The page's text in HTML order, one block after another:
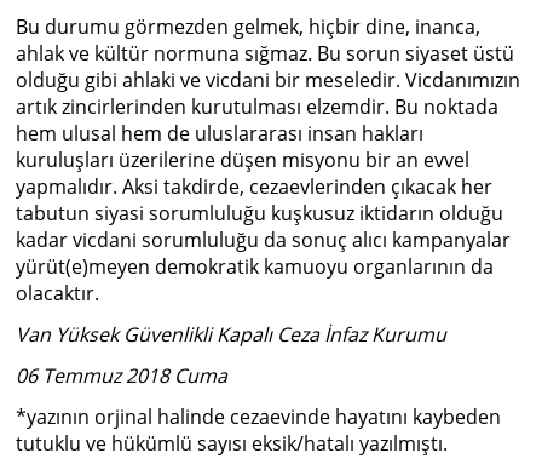
Bu durumu görmezden gelmek, hiçbir dine, inanca,
ahlak ve kültür normuna sığmaz. Bu sorun siyaset üstü
olduğu gibi ahlaki ve vicdani bir meseledir. Vicdanımızın
artık zincirlerinden kurutulması elzemdir. Bu noktada
hem ulusal hem de uluslararası insan hakları
kuruluşları üzerilerine düşen misyonu bir an evvel
yapmalıdır. Aksi takdirde, cezaevlerinden çıkacak her
tabutun siyasi sorumluluğu kuşkusuz iktidarın olduğu
kadar vicdani sorumluluğu da sonuç alıcı kampanyalar
yürüt(e)meyen demokratik kamuoyu organlarının da
olacaktır.
Van Yüksek Güvenlikli Kapalı Ceza İnfaz Kurumu
06 Temmuz 2018 Cuma
*yazının orjinal halinde cezaevinde hayatını kaybeden
tutuklu ve hükümlü sayısı eksik/hatalı yazılmıştı.